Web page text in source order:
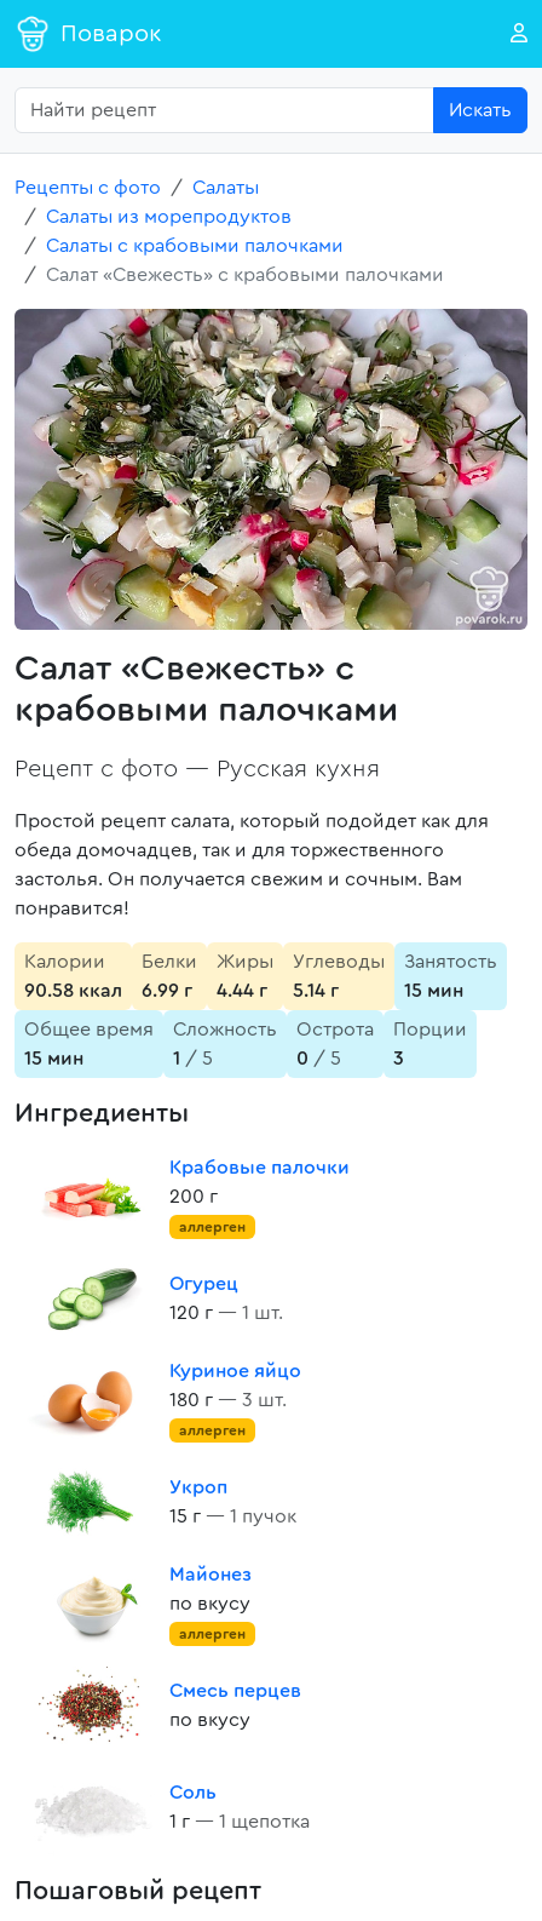
Поварок
Искать
Рецепты с фото
Салаты
Салаты из морепродуктов
Салаты с крабовыми палочками
Салат «Свежесть» с крабовыми палочками
Салат «Свежесть» с
крабовыми палочками
Рецепт с фото — Русская кухня
Простой рецепт салата, который подойдет как для
обеда домочадцев, так и для торжественного
застолья. Он получается свежим и сочным. Вам
понравится!
Калории
90.58 ккал
Белки
6.99 г
Жиры
4.44 г
Углеводы
5.14 г
Занятость
15 мин
Общее время
15 мин
Сложность
1 / 5
Острота
0 / 5
Порции
3
Ингредиенты
Крабовые палочки
200 г
аллерген
Огурец
120 г — 1 шт.
Куриное яйцо
180 г — 3 шт.
аллерген
Укроп
15 г — 1 пучок
Майонез
по вкусу
аллерген
Смесь перцев
по вкусу
Соль
1 г — 1 щепотка
Пошаговый рецепт